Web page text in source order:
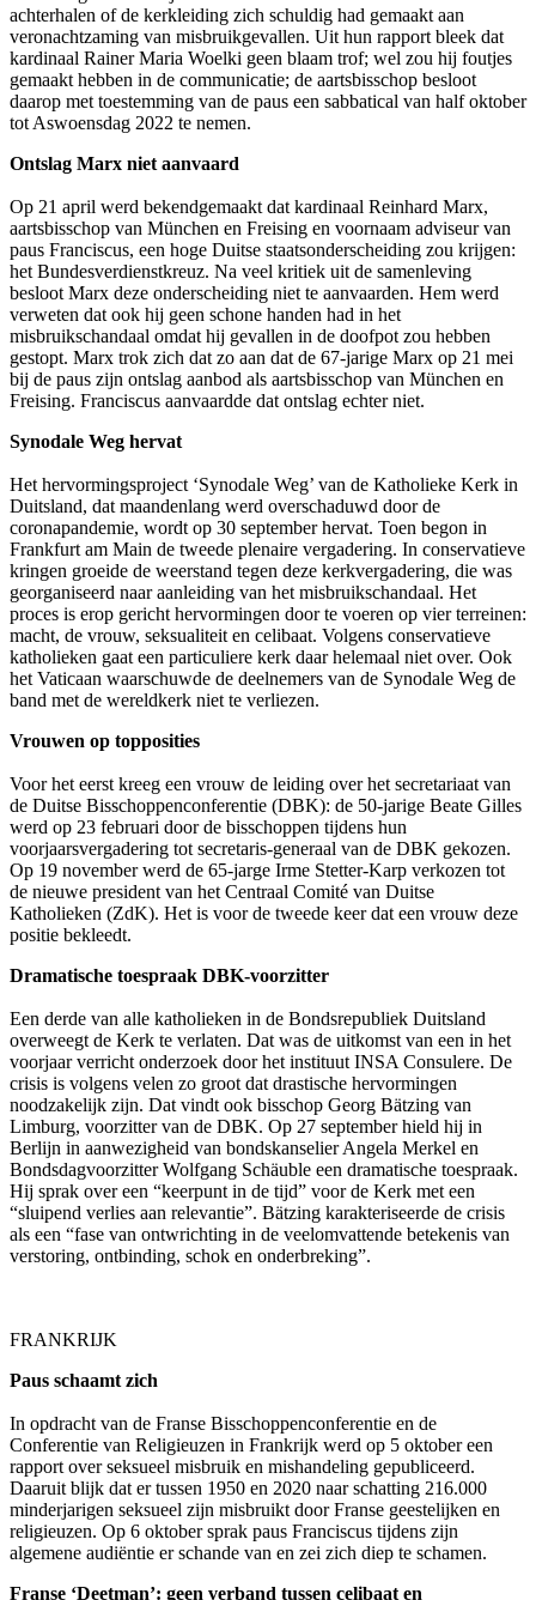
achterhalen of de kerkleiding zich schuldig had gemaakt aan
veronachtzaming van misbruikgevallen. Uit hun rapport bleek dat
kardinaal Rainer Maria Woelki geen blaam trof; wel zou hij foutjes
gemaakt hebben in de communicatie; de aartsbisschop besloot
daarop met toestemming van de paus een sabbatical van half oktober
tot Aswoensdag 2022 te nemen.
Ontslag Marx niet aanvaard
Op 21 april werd bekendgemaakt dat kardinaal Reinhard Marx,
aartsbisschop van München en Freising en voornaam adviseur van
paus Franciscus, een hoge Duitse staatsonderscheiding zou krijgen:
het Bundesverdienstkreuz. Na veel kritiek uit de samenleving
besloot Marx deze onderscheiding niet te aanvaarden. Hem werd
verweten dat ook hij geen schone handen had in het
misbruikschandaal omdat hij gevallen in de doofpot zou hebben
gestopt. Marx trok zich dat zo aan dat de 67-jarige Marx op 21 mei
bij de paus zijn ontslag aanbod als aartsbisschop van München en
Freising. Franciscus aanvaardde dat ontslag echter niet.
Synodale Weg hervat
Het hervormingsproject ‘Synodale Weg’ van de Katholieke Kerk in
Duitsland, dat maandenlang werd overschaduwd door de
coronapandemie, wordt op 30 september hervat. Toen begon in
Frankfurt am Main de tweede plenaire vergadering. In conservatieve
kringen groeide de weerstand tegen deze kerkvergadering, die was
georganiseerd naar aanleiding van het misbruikschandaal. Het
proces is erop gericht hervormingen door te voeren op vier terreinen:
macht, de vrouw, seksualiteit en celibaat. Volgens conservatieve
katholieken gaat een particuliere kerk daar helemaal niet over. Ook
het Vaticaan waarschuwde de deelnemers van de Synodale Weg de
band met de wereldkerk niet te verliezen.
Vrouwen op topposities
Voor het eerst kreeg een vrouw de leiding over het secretariaat van
de Duitse Bisschoppenconferentie (DBK): de 50-jarige Beate Gilles
werd op 23 februari door de bisschoppen tijdens hun
voorjaarsvergadering tot secretaris-generaal van de DBK gekozen.
Op 19 november werd de 65-jarge Irme Stetter-Karp verkozen tot
de nieuwe president van het Centraal Comité van Duitse
Katholieken (ZdK). Het is voor de tweede keer dat een vrouw deze
positie bekleedt.
Dramatische toespraak DBK-voorzitter
Een derde van alle katholieken in de Bondsrepubliek Duitsland
overweegt de Kerk te verlaten. Dat was de uitkomst van een in het
voorjaar verricht onderzoek door het instituut INSA Consulere. De
crisis is volgens velen zo groot dat drastische hervormingen
noodzakelijk zijn. Dat vindt ook bisschop Georg Bätzing van
Limburg, voorzitter van de DBK. Op 27 september hield hij in
Berlijn in aanwezigheid van bondskanselier Angela Merkel en
Bondsdagvoorzitter Wolfgang Schäuble een dramatische toespraak.
Hij sprak over een “keerpunt in de tijd” voor de Kerk met een
“sluipend verlies aan relevantie”. Bätzing karakteriseerde de crisis
als een “fase van ontwrichting in de veelomvattende betekenis van
verstoring, ontbinding, schok en onderbreking”.
FRANKRIJK
Paus schaamt zich
In opdracht van de Franse Bisschoppenconferentie en de
Conferentie van Religieuzen in Frankrijk werd op 5 oktober een
rapport over seksueel misbruik en mishandeling gepubliceerd.
Daaruit blijk dat er tussen 1950 en 2020 naar schatting 216.000
minderjarigen seksueel zijn misbruikt door Franse geestelijken en
religieuzen. Op 6 oktober sprak paus Franciscus tijdens zijn
algemene audiëntie er schande van en zei zich diep te schamen.
Franse ‘Deetman’: geen verband tussen celibaat en